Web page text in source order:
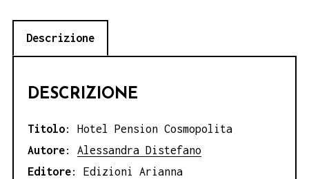
quantità
Descrizione
DESCRIZIONE
Titolo: Hotel Pension Cosmopolita
Autore: Alessandra Distefano
Editore: Edizioni Arianna